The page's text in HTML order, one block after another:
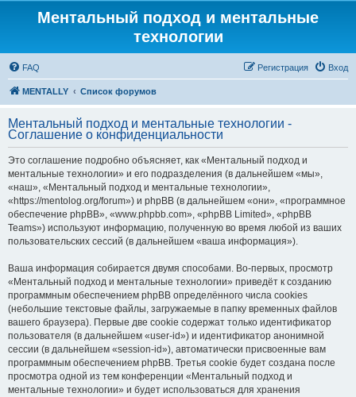
Ментальный подход и ментальные
технологии
FAQ Вход
Регистрация
MENTALLY Список форумов
Ментальный подход и ментальные технологии -
Соглашение о конфиденциальности
Это соглашение подробно объясняет, как «Ментальный подход и
ментальные технологии» и его подразделения (в дальнейшем «мы»,
«наш», «Ментальный подход и ментальные технологии»,
«https://mentolog.org/forum») и phpBB (в дальнейшем «они», «программное
обеспечение phpBB», «www.phpbb.com», «phpBB Limited», «phpBB
Teams») используют информацию, полученную во время любой из ваших
пользовательских сессий (в дальнейшем «ваша информация»).
Ваша информация собирается двумя способами. Во-первых, просмотр
«Ментальный подход и ментальные технологии» приведёт к созданию
программным обеспечением phpBB определённого числа cookies
(небольшие текстовые файлы, загружаемые в папку временных файлов
вашего браузера). Первые две cookie содержат только идентификатор
пользователя (в дальнейшем «user-id») и идентификатор анонимной
сессии (в дальнейшем «session-id»), автоматически присвоенные вам
программным обеспечением phpBB. Третья cookie будет создана после
просмотра одной из тем конференции «Ментальный подход и
ментальные технологии» и будет использоваться для хранения